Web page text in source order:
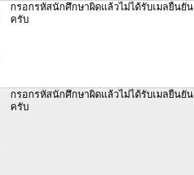
กรอกรหัสนักศึกษาผิดแล้วไม่ได้รับเมลยืนยัน
ครับ
กรอกรหัสนักศึกษาผิดแล้วไม่ได้รับเมลยืนยัน
ครับ